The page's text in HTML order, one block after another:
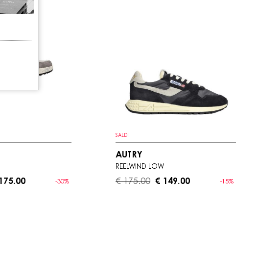
-30%
SALDI
AUTRY
REELWIND LOW
€ 175.00 -15%
€ 149.00